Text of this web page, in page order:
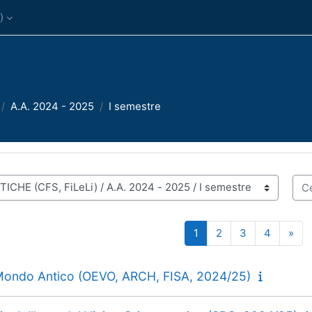
A.A. 2024 - 2025 I semestre
1 Pagina 1
2 Pagina 2
3 Pagina 3
4 Pagina
»
Antico (OEVO, ARCH, FISA, 2024/25)